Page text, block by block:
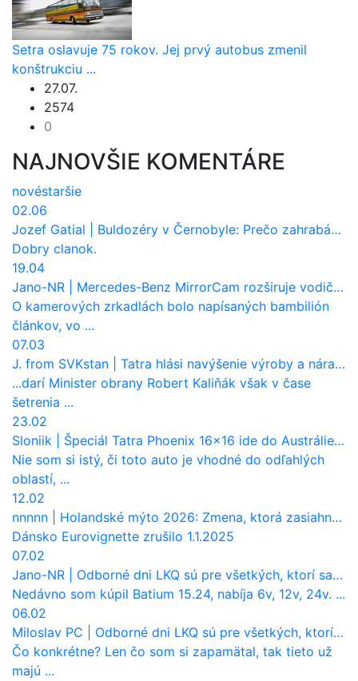
Setra oslavuje 75 rokov. Jej prvý autobus zmenil
konštrukciu ...
27.07.
2574
0
NAJNOVŠIE KOMENTÁRE
novéstaršie
02.06
Jozef Gatial
Buldozéry v Černobyle: Prečo zahrabávali Červený les pod zem?
Dobry clanok.
19.04
Jano-NR
Mercedes-Benz MirrorCam rozširuje vodičovi výhľad a uberá autobusom odpor vzduchu
O kamerových zrkadlách bolo napísaných bambilión
článkov, vo ...
07.03
J. from SVKstan
Tatra hlási navýšenie výroby a nárast tržieb. Ktorí odberatelia sú kľúčoví?
...darí Minister obrany Robert Kaliňák však v čase
šetrenia ...
23.02
Sloniik
Špeciál Tatra Phoenix 16×16 ide do Austrálie. Na čo bude slúžiť?
Nie som si istý, či toto auto je vhodné do odľahlých
oblastí, ...
12.02
nnnnn
Holandské mýto 2026: Zmena, ktorá zasiahne slovenských dopravcov
Dánsko Eurovignette zrušilo 1.1.2025
07.02
Jano-NR
Odborné dni LKQ sú pre všetkých, ktorí sa chcú dozvedieť niečo viac
Nedávno som kúpil Batium 15.24, nabíja 6v, 12v, 24v. ...
06.02
Miloslav PC
Odborné dni LKQ sú pre všetkých, ktorí sa chcú dozvedieť niečo viac
Čo konkrétne? Len čo som si zapamätal, tak tieto už
majú ...